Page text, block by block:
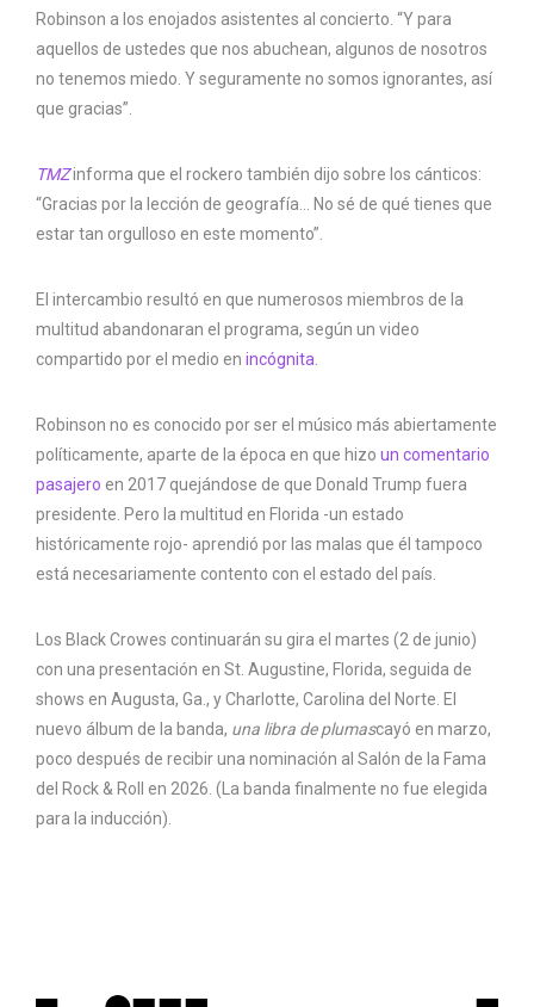
Robinson a los enojados asistentes al concierto. “Y para
aquellos de ustedes que nos abuchean, algunos de nosotros
no tenemos miedo. Y seguramente no somos ignorantes, así
que gracias”.
TMZinforma que el rockero también dijo sobre los cánticos:
“Gracias por la lección de geografía… No sé de qué tienes que
estar tan orgulloso en este momento”.
El intercambio resultó en que numerosos miembros de la
multitud abandonaran el programa, según un video
compartido por el medio en incógnita
Robinson no es conocido por ser el músico más abiertamente
políticamente, aparte de la época en que hizo un comentario
pasajero en 2017 quejándose de que Donald Trump fuera
presidente. Pero la multitud en Florida -un estado
históricamente rojo- aprendió por las malas que él tampoco
está necesariamente contento con el estado del país.
Los Black Crowes continuarán su gira el martes (2 de junio)
con una presentación en St. Augustine, Florida, seguida de
shows en Augusta, Ga., y Charlotte, Carolina del Norte. El
nuevo álbum de la banda, una libra de plumascayó en marzo,
poco después de recibir una nominación al Salón de la Fama
del Rock & Roll en 2026. (La banda finalmente no fue elegida
para la inducción).